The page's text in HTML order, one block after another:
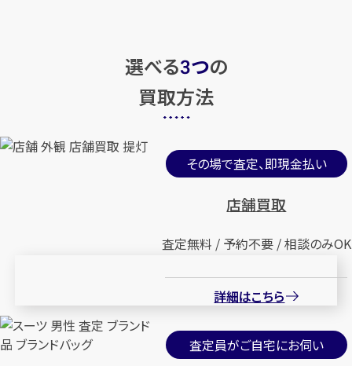
選べる3つの
買取方法
その場で査定、即現金払い
店舗買取
査定無料 / 予約不要 / 相談のみOK
詳細はこちら
査定員がご自宅にお伺い